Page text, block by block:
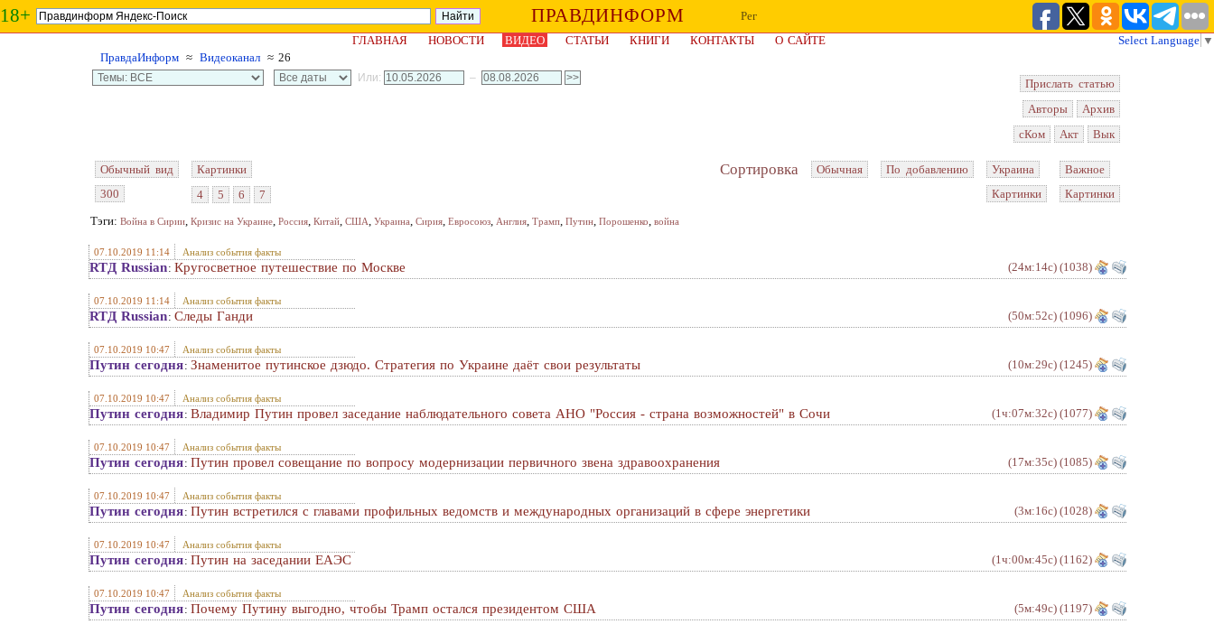
18+ ПРАВДИНФОРМ
Рег
ГЛАВНАЯ
НОВОСТИ ВИДЕО СТАТЬИ КНИГИ КОНТАКТЫ О САЙТЕ Select Language ▼
ПравдаИнформ ≈ Видеоканал ≈ 26
Или: –
Прислать статью
Авторы
Архив
сКом
Акт Вык
Обычный вид
300
Картинки
4
5 6 7
Сортировка Обычная По добавлению
Украина
Картинки
Важное
Картинки
Тэги: Война в Сирии, Кризис на Украине, Россия, Китай, США, Украина, Сирия, Евросоюз, Англия, Трамп, Путин, Порошенко, война
07.10.2019 11:14 Анализ события факты
RTД Russian: Кругосветное путешествие по Москве (24м:14с) (1038)
07.10.2019 11:14 Анализ события факты
RTД Russian: Следы Ганди (50м:52с) (1096)
07.10.2019 10:47 Анализ события факты
Путин сегодня: Знаменитое путинское дзюдо. Стратегия по Украине даёт свои результаты (10м:29с) (1245)
07.10.2019 10:47 Анализ события факты
Путин сегодня: Владимир Путин провел заседание наблюдательного совета АНО "Россия - страна возможностей" в Сочи (1ч:07м:32с) (1077)
07.10.2019 10:47 Анализ события факты
Путин сегодня: Путин провел совещание по вопросу модернизации первичного звена здравоохранения (17м:35с) (1085)
07.10.2019 10:47 Анализ события факты
Путин сегодня: Путин встретился с главами профильных ведомств и международных организаций в сфере энергетики (3м:16с) (1028)
07.10.2019 10:47 Анализ события факты
Путин сегодня: Путин на заседании ЕАЭС (1ч:00м:45с) (1162)
07.10.2019 10:47 Анализ события факты
Путин сегодня: Почему Путину выгодно, чтобы Трамп остался президентом США (5м:49с) (1197)